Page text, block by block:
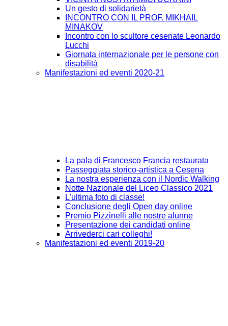
Un gesto di solidarietà
INCONTRO CON IL PROF. MIKHAIL
MINAKOV
Incontro con lo scultore cesenate Leonardo
Lucchi
Giornata internazionale per le persone con
disabilità
Manifestazioni ed eventi 2020-21
La pala di Francesco Francia restaurata
Passeggiata storico-artistica a Cesena
La nostra esperienza con il Nordic Walking
Notte Nazionale del Liceo Classico 2021
L'ultima foto di classe!
Conclusione degli Open day online
Premio Pizzinelli alle nostre alunne
Presentazione dei candidati online
Arrivederci cari colleghi!
Manifestazioni ed eventi 2019-20